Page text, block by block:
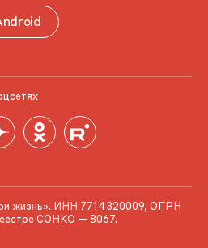
жизнь». ИНН 7714320009, ОГРН
СОНКО — 8067.